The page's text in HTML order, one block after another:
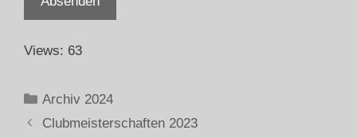
Views: 63
Archiv 2024
Clubmeisterschaften 2023